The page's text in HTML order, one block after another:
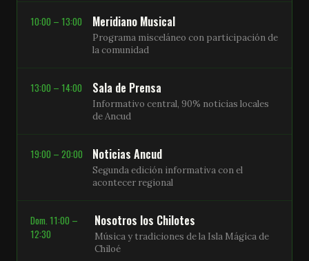
10:00 – 13:00 Meridiano Musical
Programa misceláneo con participación de
la comunidad
13:00 – 14:00 Sala de Prensa
Informativo central, 90% noticias locales
de Ancud
19:00 – 20:00 Noticias Ancud
Segunda edición informativa con el
acontecer regional
Dom. 11:00 –
12:30
Nosotros los Chilotes
Música y tradiciones de la Isla Mágica de
Chiloé